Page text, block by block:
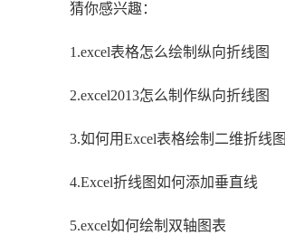
猜你感兴趣：
1.excel表格怎么绘制纵向折线图
2.excel2013怎么制作纵向折线图
3.如何用Excel表格绘制二维折线图
4.Excel折线图如何添加垂直线
5.excel如何绘制双轴图表